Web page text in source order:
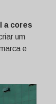
a cores
um
e